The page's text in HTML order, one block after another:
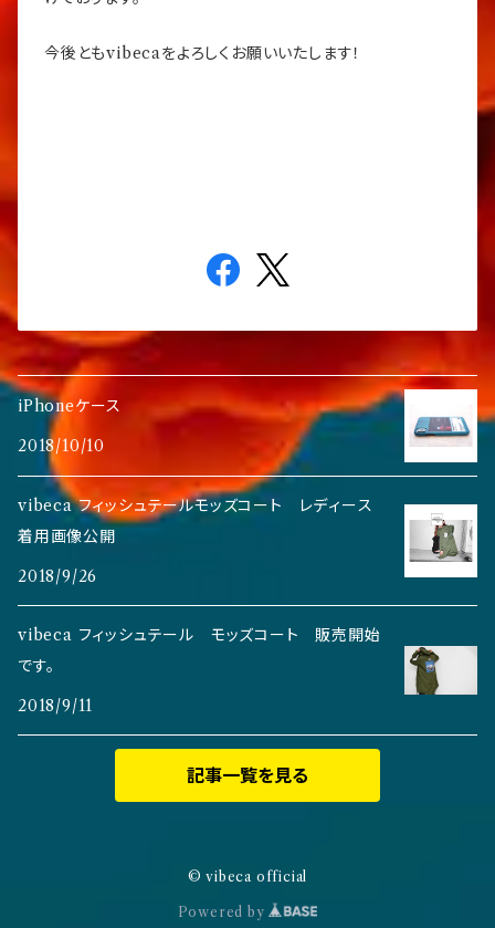
今後ともvibecaをよろしくお願いいたします！
iPhoneケース
2018/10/10
vibeca フィッシュテールモッズコート レディース
着用画像公開
2018/9/26
vibeca フィッシュテール モッズコート 販売開始
です。
2018/9/11
記事一覧を見る
© vibeca official
Powered by